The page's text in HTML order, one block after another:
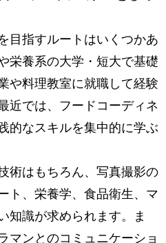
目指すルートはいくつかあ
栄養系の大学・短大で基礎
や料理教室に就職して経験
近では、フードコーディネ
的なスキルを集中的に学ぶ
術はもちろん、写真撮影の
ト、栄養学、食品衛生、マ
知識が求められます。ま
マンとのコミュニケーショ